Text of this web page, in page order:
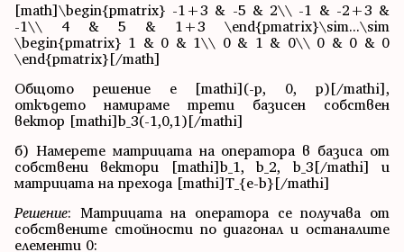
[math]\begin{pmatrix} -1+3 & -5 & 2\\ -1 & -2+3 &
-1\\ 4 & 5 & 1+3 \end{pmatrix}\sim...\sim
\begin{pmatrix} 1 & 0 & 1\\ 0 & 1 & 0\\ 0 & 0 & 0
\end{pmatrix}[/math]
Общото решение е [mathi](-p, 0, p)[/mathi],
откъдето намираме трети базисен собствен
вектор [mathi]b_3(-1,0,1)[/mathi]
б) Намерете матрицата на оператора в базиса от
собствени вектори [mathi]b_1, b_2, b_3[/mathi] и
матрицата на прехода [mathi]T_{e-b}[/mathi]
Решение: Матрицата на оператора се получава от
собствените стойности по диагонал и останалите
елементи 0: